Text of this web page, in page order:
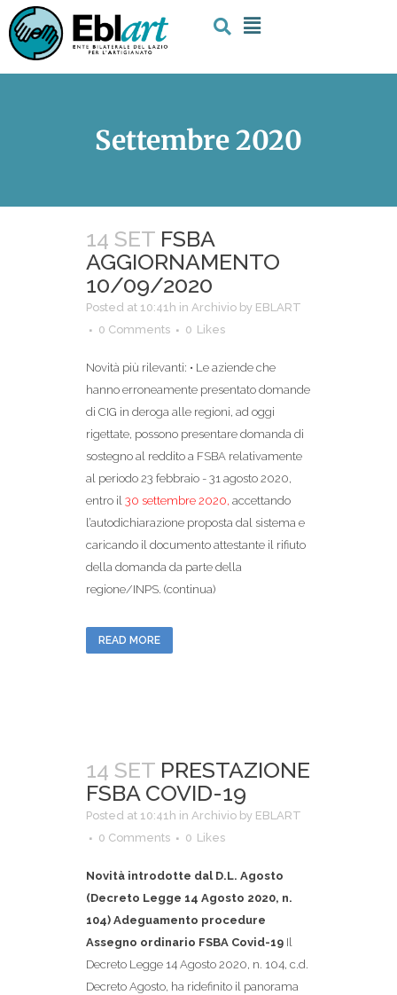
Settembre 2020
14 SET FSBA
AGGIORNAMENTO
10/09/2020
Posted at 10:41h in Archivio by EBLART
0 Comments
0 Likes
Novità più rilevanti: • Le aziende che
hanno erroneamente presentato domande
di CIG in deroga alle regioni, ad oggi
rigettate, possono presentare domanda di
sostegno al reddito a FSBA relativamente
al periodo 23 febbraio - 31 agosto 2020,
entro il 30 settembre 2020, accettando
l’autodichiarazione proposta dal sistema e
caricando il documento attestante il rifiuto
della domanda da parte della
regione/INPS. (continua)
READ MORE
14 SET PRESTAZIONE
FSBA COVID-19
Posted at 10:41h in Archivio by EBLART
0 Comments
0 Likes
Novità introdotte dal D.L. Agosto
(Decreto Legge 14 Agosto 2020, n.
104) Adeguamento procedure
Assegno ordinario FSBA Covid-19 Il
Decreto Legge 14 Agosto 2020, n. 104, c.d.
Decreto Agosto, ha ridefinito il panorama